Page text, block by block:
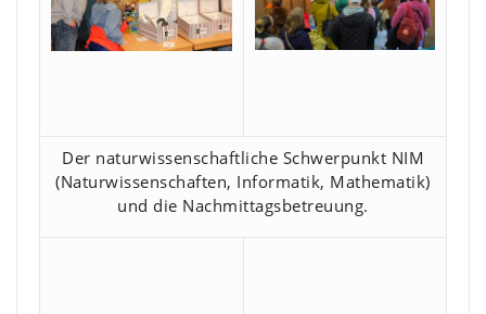
Der naturwissenschaftliche Schwerpunkt NIM
(Naturwissenschaften, Informatik, Mathematik)
und die Nachmittagsbetreuung.